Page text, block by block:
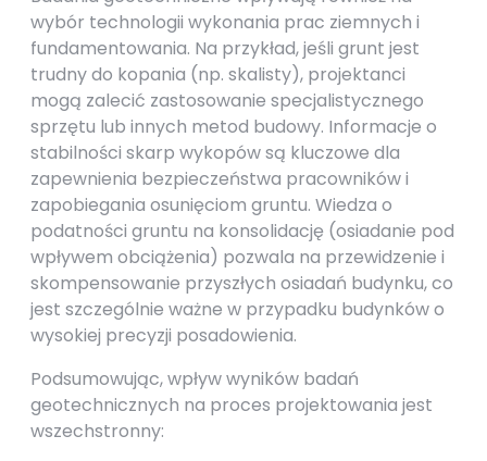
wybór technologii wykonania prac ziemnych i
fundamentowania. Na przykład, jeśli grunt jest
trudny do kopania (np. skalisty), projektanci
mogą zalecić zastosowanie specjalistycznego
sprzętu lub innych metod budowy. Informacje o
stabilności skarp wykopów są kluczowe dla
zapewnienia bezpieczeństwa pracowników i
zapobiegania osunięciom gruntu. Wiedza o
podatności gruntu na konsolidację (osiadanie pod
wpływem obciążenia) pozwala na przewidzenie i
skompensowanie przyszłych osiadań budynku, co
jest szczególnie ważne w przypadku budynków o
wysokiej precyzji posadowienia.
Podsumowując, wpływ wyników badań
geotechnicznych na proces projektowania jest
wszechstronny: